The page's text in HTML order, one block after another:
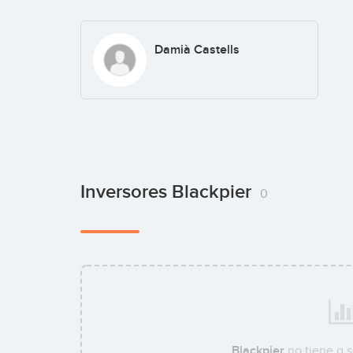
Damià Castells
Inversores Blackpier 0